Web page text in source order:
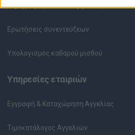
Περιγραφές Θέσεων Εργασίας
Ερωτήσεις συνεντεύξεων
Υπολογισμός καθαρού μισθού
Υπηρεσίες εταιριών
Εγγραφή & Καταχώρηση Αγγελίας
Τιμοκατάλογος Αγγελιών